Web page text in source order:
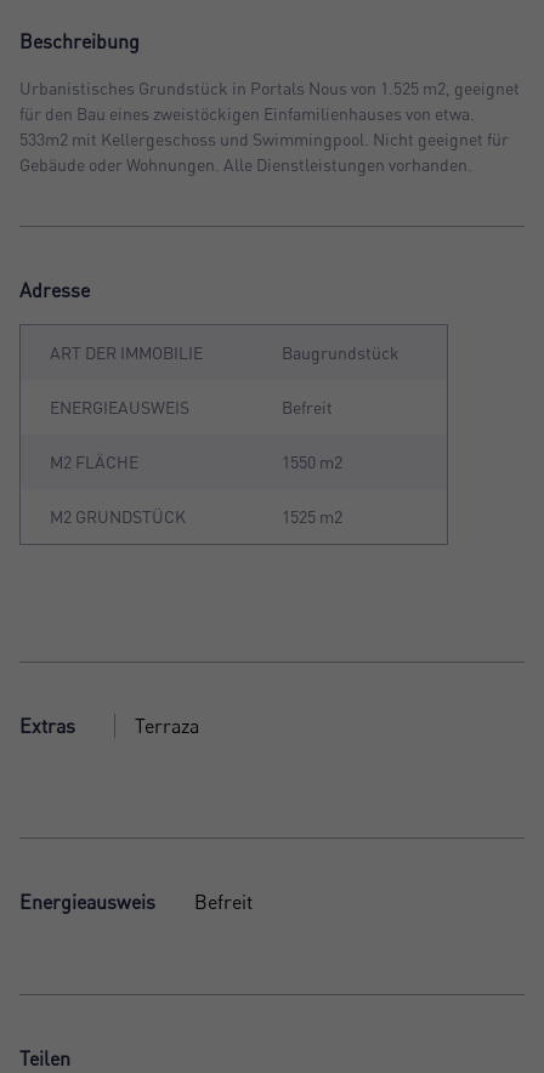
Beschreibung
Urbanistisches Grundstück in Portals Nous von 1.525 m2, geeignet
für den Bau eines zweistöckigen Einfamilienhauses von etwa.
533m2 mit Kellergeschoss und Swimmingpool. Nicht geeignet für
Gebäude oder Wohnungen. Alle Dienstleistungen vorhanden.
Adresse
ART DER IMMOBILIE Baugrundstück
ENERGIEAUSWEIS Befreit
M2 FLÄCHE 1550 m2
M2 GRUNDSTÜCK 1525 m2
Extras Terraza
Energieausweis Befreit
Teilen